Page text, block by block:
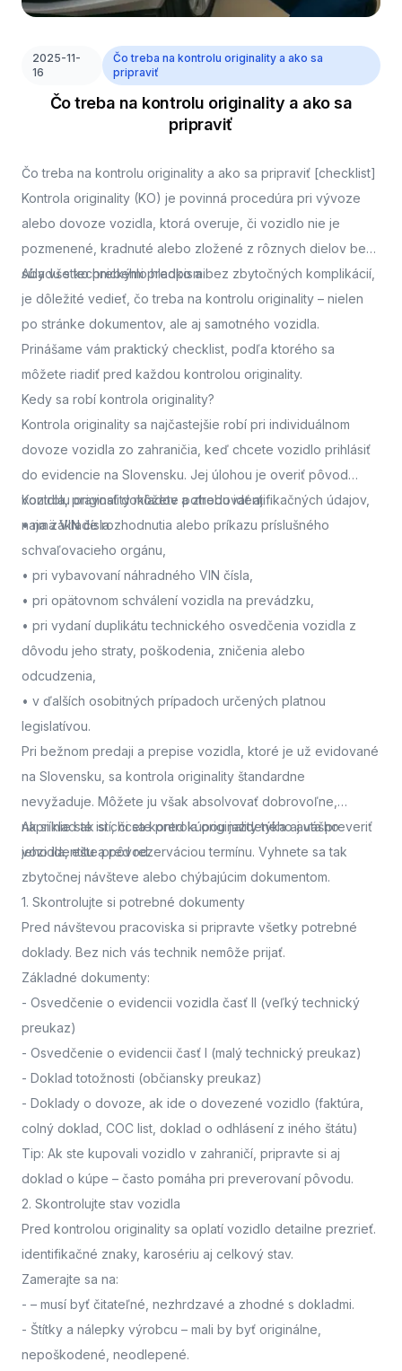
2025-11-
16
Čo treba na kontrolu originality a ako sa
pripraviť
Čo treba na kontrolu originality a ako sa
pripraviť
Čo treba na kontrolu originality a ako sa pripraviť [checklist]
Kontrola originality (KO) je povinná procedúra pri vývoze
alebo dovoze vozidla, ktorá overuje, či vozidlo nie je
pozmenené, kradnuté alebo zložené z rôznych dielov bez
súladu s technickými predpismi.
Aby všetko prebehlo hladko a bez zbytočných komplikácií,
je dôležité vedieť, čo treba na kontrolu originality – nielen
po stránke dokumentov, ale aj samotného vozidla.
Prinášame vám praktický checklist, podľa ktorého sa
môžete riadiť pred každou kontrolou originality.
Kedy sa robí kontrola originality?
Kontrola originality sa najčastejšie robí pri individuálnom
dovoze vozidla zo zahraničia, keď chcete vozidlo prihlásiť
do evidencie na Slovensku. Jej úlohou je overiť pôvod
vozidla, pravosť dokladov a zhodu identifikačných údajov,
najmä VIN čísla.
Kontrolu originality môžete potrebovať aj:
• na základe rozhodnutia alebo príkazu príslušného
schvaľovacieho orgánu,
• pri vybavovaní náhradného VIN čísla,
• pri opätovnom schválení vozidla na prevádzku,
• pri vydaní duplikátu technického osvedčenia vozidla z
dôvodu jeho straty, poškodenia, zničenia alebo
odcudzenia,
• v ďalších osobitných prípadoch určených platnou
legislatívou.
Pri bežnom predaji a prepise vozidla, ktoré je už evidované
na Slovensku, sa kontrola originality štandardne
nevyžaduje. Môžete ju však absolvovať dobrovoľne,
napríklad ak si chcete pred kúpou jazdeného auta preveriť
jeho identitu a pôvod.
Ak si nie ste istí, či sa kontrola originality týka aj vášho
vozidla,ešte pred rezerváciou termínu. Vyhnete sa tak
zbytočnej návšteve alebo chýbajúcim dokumentom.
1. Skontrolujte si potrebné dokumenty
Pred návštevou pracoviska si pripravte všetky potrebné
doklady. Bez nich vás technik nemôže prijať.
Základné dokumenty:
- Osvedčenie o evidencii vozidla časť II (veľký technický
preukaz)
- Osvedčenie o evidencii časť I (malý technický preukaz)
- Doklad totožnosti (občiansky preukaz)
- Doklady o dovoze, ak ide o dovezené vozidlo (faktúra,
colný doklad, COC list, doklad o odhlásení z iného štátu)
Tip: Ak ste kupovali vozidlo v zahraničí, pripravte si aj
doklad o kúpe – často pomáha pri preverovaní pôvodu.
2. Skontrolujte stav vozidla
Pred kontrolou originality sa oplatí vozidlo detailne prezrieť.
identifikačné znaky, karosériu aj celkový stav.
Zamerajte sa na:
- – musí byť čitateľné, nezhrdzavé a zhodné s dokladmi.
- Štítky a nálepky výrobcu – mali by byť originálne,
nepoškodené, neodlepené.